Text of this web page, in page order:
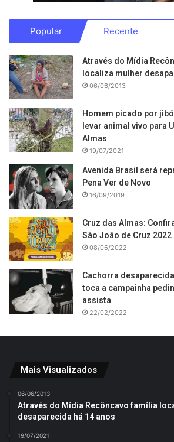
Popular Recente
Através do Mídia
localiza mulher
06/06/2013
Homem picado por
levar animal vivo para
Almas
19/07/2021
Avenida Brasil será
Pena Ver de Novo
16/09/2019
Cruz das Almas:
São João de Cruz 2022
08/06/2022
Cachorra
toca a campainha
assista
22/02/2022
Mais Visualizados
06/06/2013
Através do Mídia Recôncavo família
desaparecida há 14 anos
19/07/2021